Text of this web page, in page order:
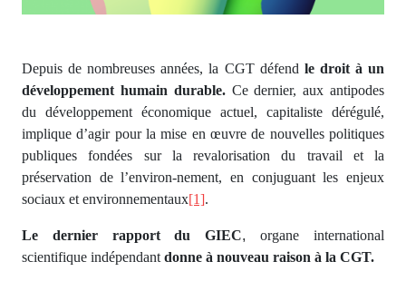
Depuis de nombreuses années, la CGT défendle droit à un
développement humain durable. Ce dernier, aux antipodes
du développement économique actuel, capitaliste dérégulé,
implique d’agir pour la mise en œuvre de nouvelles politiques
publiques fondées sur la revalorisation du travail et la
préservation de l’environ-nement, en conjuguant les enjeux
sociaux et environnementaux[1].
Le dernier rapport du GIEC,organe international
scientifique indépendantdonne à nouveau raison à la CGT.